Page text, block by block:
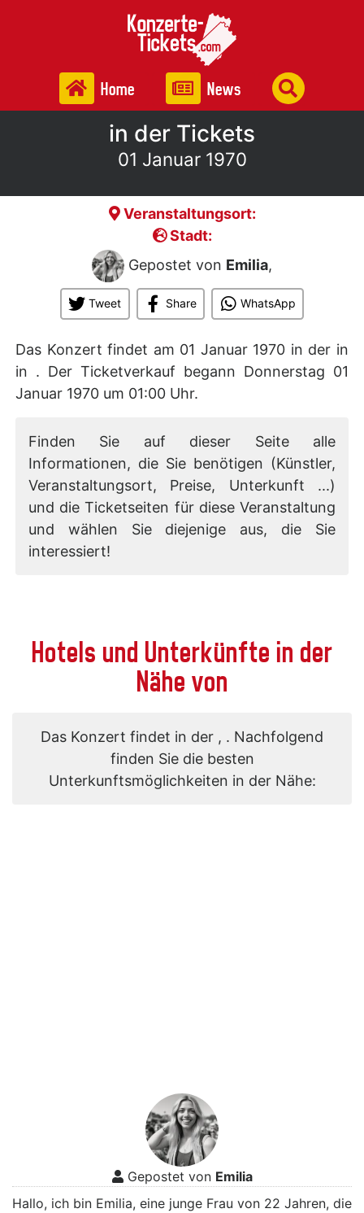
Home News
in der Tickets
01 Januar 1970
Veranstaltungsort:
Stadt:
Gepostet von Emilia,
Tweet Share WhatsApp
Das Konzert findet am 01 Januar 1970 in der in
in . Der Ticketverkauf begann Donnerstag 01
Januar 1970 um 01:00 Uhr.
Finden Sie auf dieser Seite alle
Informationen, die Sie benötigen (Künstler,
Veranstaltungsort, Preise, Unterkunft ...)
und die Ticketseiten für diese Veranstaltung
und wählen Sie diejenige aus, die Sie
interessiert!
Hotels und Unterkünfte in der
Nähe von
Das Konzert findet in der , . Nachfolgend
finden Sie die besten
Unterkunftsmöglichkeiten in der Nähe:
Gepostet von Emilia
Hallo, ich bin Emilia, eine junge Frau von 22 Jahren, die